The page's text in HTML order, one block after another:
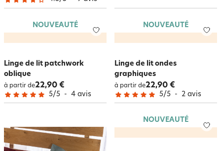
NOUVEAUTÉ
Linge de lit patchwork
oblique
à partir de22,90 €
5/5 - 4 avis
NOUVEAUTÉ
Linge de lit ondes
graphiques
à partir de22,90 €
5/5 - 2 avis
NOUVEAUTÉ